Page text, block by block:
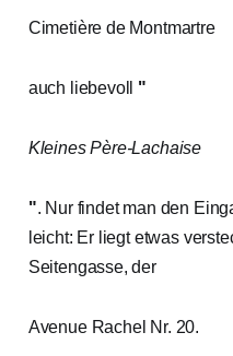
Cimetière de Montmartre
auch liebevoll "
Kleines Père-Lachaise
". Nur findet man den
leicht: Er liegt etwas
Seitengasse, der
Avenue Rachel Nr. 20.